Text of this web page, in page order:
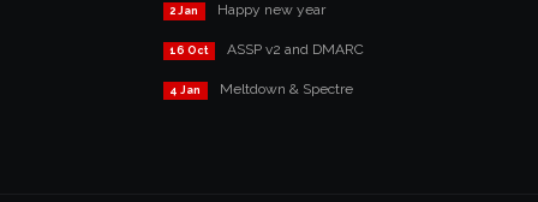
2 Jan Happy new year
16 Oct ASSP v2 and DMARC
4 Jan Meltdown & Spectre